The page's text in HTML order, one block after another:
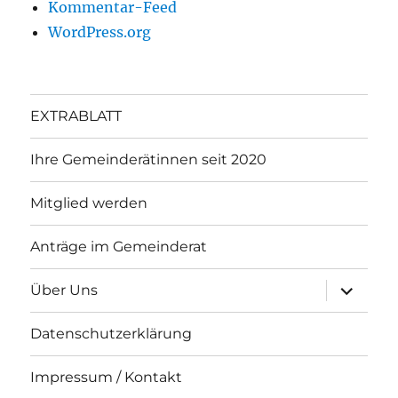
Kommentar-Feed
WordPress.org
EXTRABLATT
Ihre Gemeinderätinnen seit 2020
Mitglied werden
Anträge im Gemeinderat
Über Uns
anzeigen
Datenschutzerklärung
Impressum / Kontakt